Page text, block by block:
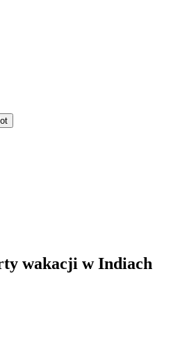
wakacji w Indiach